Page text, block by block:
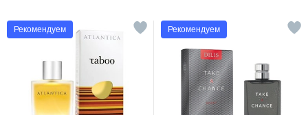
Рекомендуем Рекомендуем